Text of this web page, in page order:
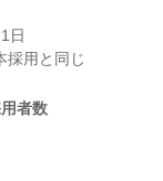
日
者数